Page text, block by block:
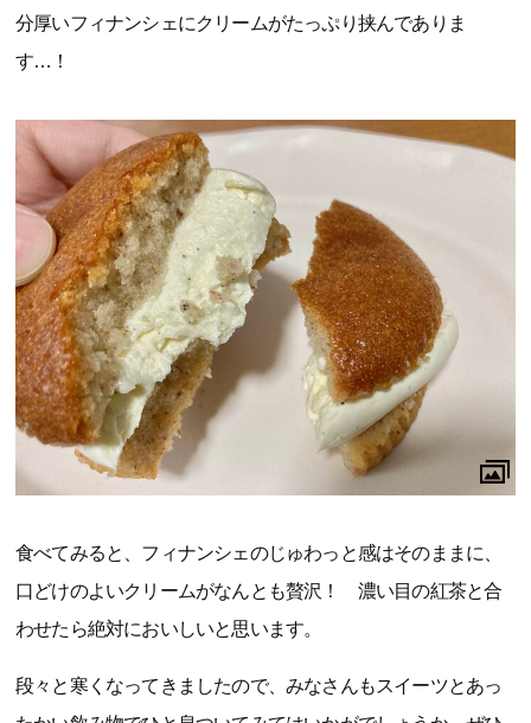
分厚いフィナンシェにクリームがたっぷり挟んでありま
す…！
食べてみると、フィナンシェのじゅわっと感はそのままに、
口どけのよいクリームがなんとも贅沢！ 濃い目の紅茶と合
わせたら絶対においしいと思います。
段々と寒くなってきましたので、みなさんもスイーツとあっ